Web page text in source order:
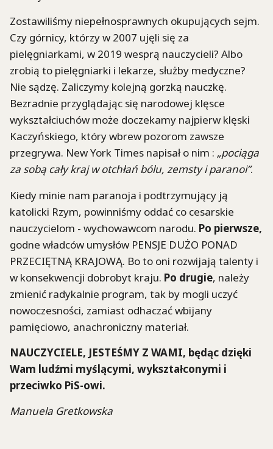
Zostawiliśmy niepełnosprawnych okupujących sejm.
Czy górnicy, którzy w 2007 ujęli się za
pielęgniarkami, w 2019 wesprą nauczycieli? Albo
zrobią to pielęgniarki i lekarze, służby medyczne?
Nie sądzę. Zaliczymy kolejną gorzką nauczkę.
Bezradnie przyglądając się narodowej klęsce
wykształciuchów może doczekamy najpierw klęski
Kaczyńskiego, który wbrew pozorom zawsze
przegrywa. New York Times napisał o nim : „pociąga
za sobą cały kraj w otchłań bólu, zemsty i paranoi”.
Kiedy minie nam paranoja i podtrzymujący ją
katolicki Rzym, powinniśmy oddać co cesarskie
nauczycielom - wychowawcom narodu. Po pierwsze,
godne władców umysłów PENSJE DUŻO PONAD
PRZECIĘTNĄ KRAJOWĄ. Bo to oni rozwijają talenty i
w konsekwencji dobrobyt kraju. Po drugie, należy
zmienić radykalnie program, tak by mogli uczyć
nowoczesności, zamiast odhaczać wbijany
pamięciowo, anachroniczny materiał.
NAUCZYCIELE, JESTEŚMY Z WAMI, będąc dzięki
Wam ludźmi myślącymi, wykształconymi i
przeciwko PiS-owi.
Manuela Gretkowska